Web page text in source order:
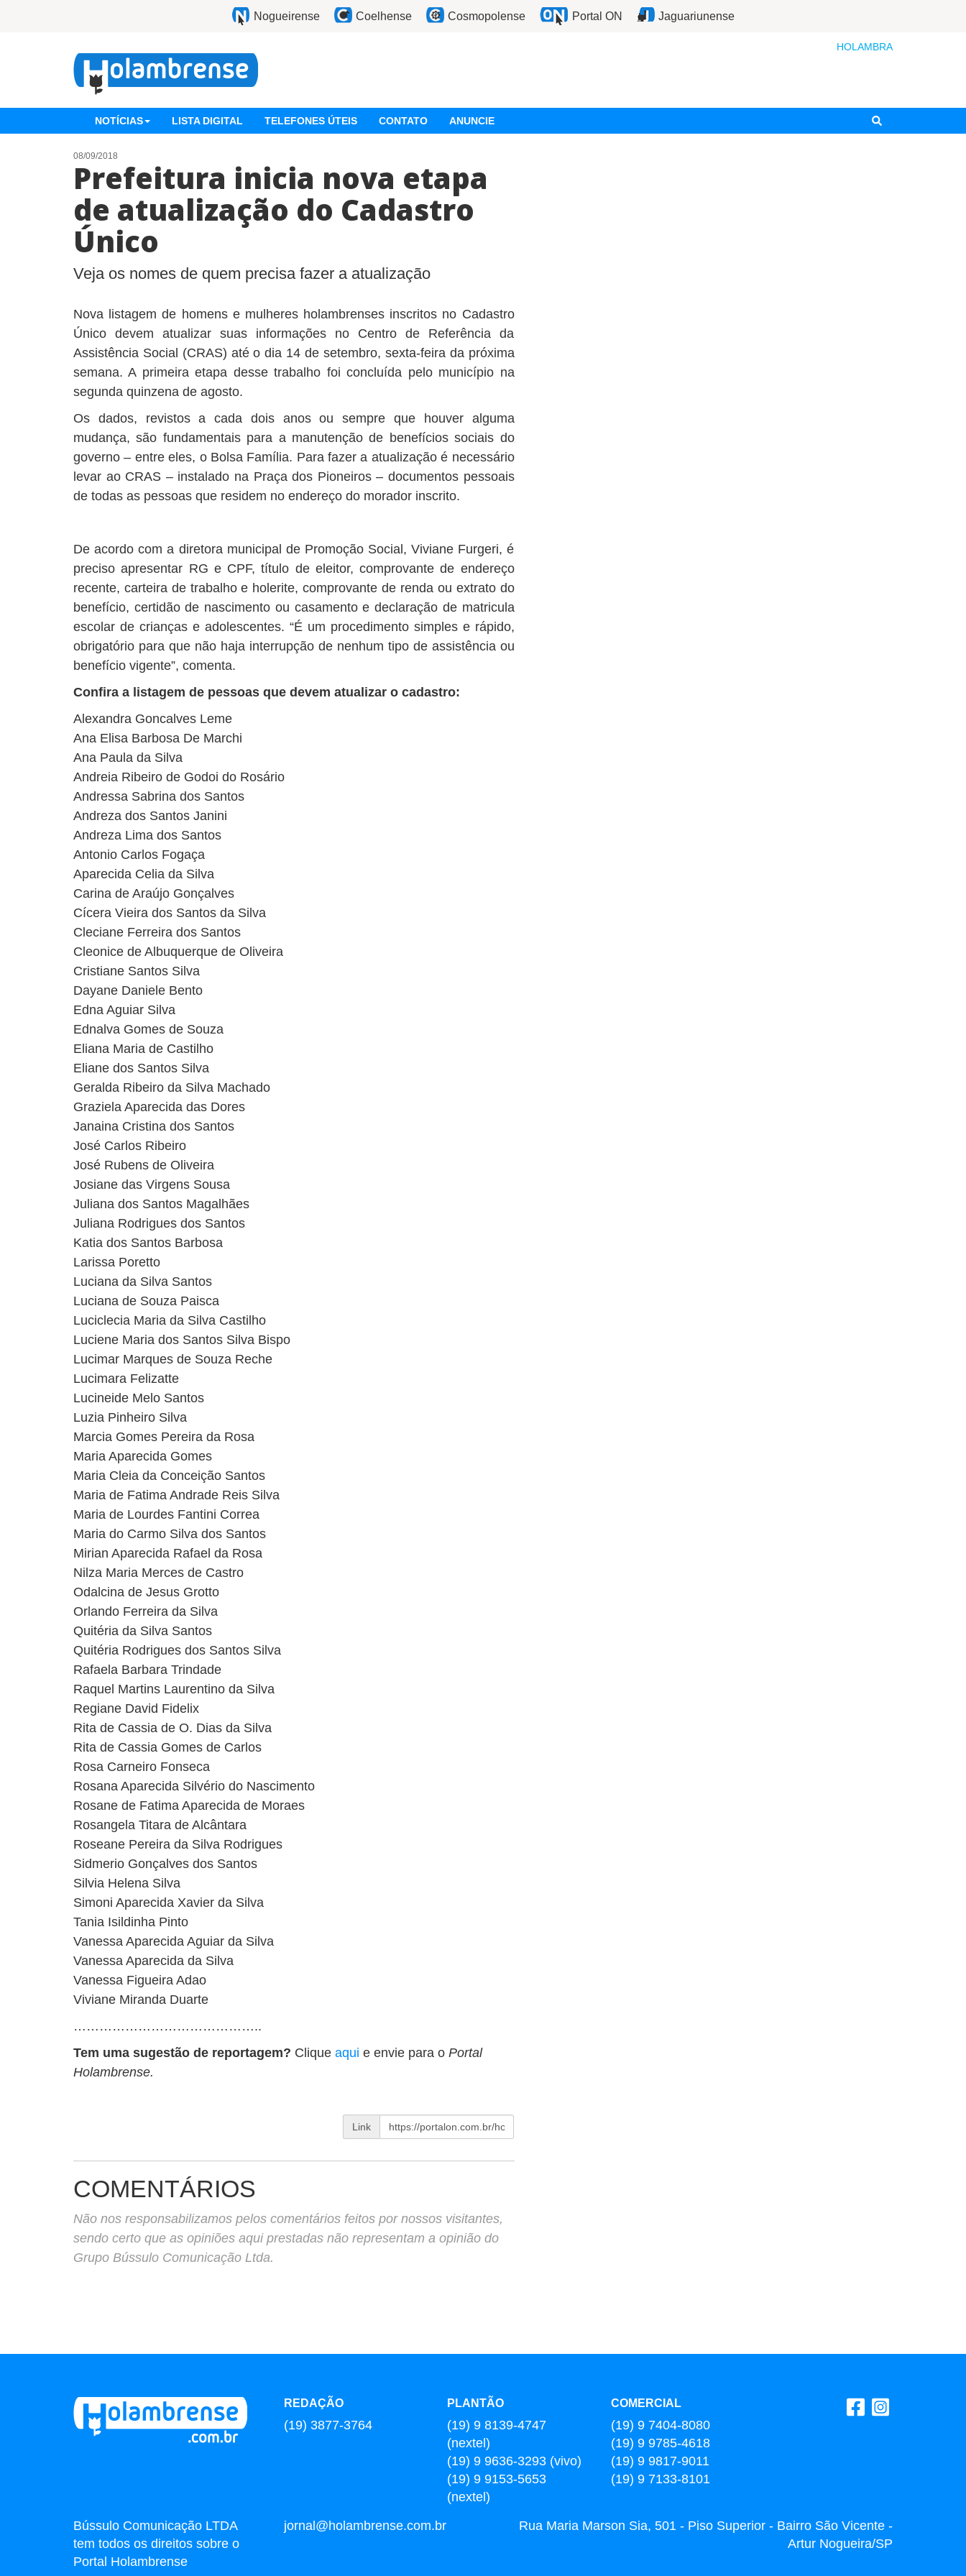
Nogueirense Coelhense Cosmopolense Portal ON Jaguariunense
HOLAMBRA
NOTÍCIAS LISTA DIGITAL TELEFONES ÚTEIS CONTATO ANUNCIE
08/09/2018
Prefeitura inicia nova etapa
de atualização do Cadastro
Único
Veja os nomes de quem precisa fazer a atualização
Nova listagem de homens e mulheres holambrenses inscritos no Cadastro
Único devem atualizar suas informações no Centro de Referência da
Assistência Social (CRAS) até o dia 14 de setembro, sexta-feira da próxima
semana. A primeira etapa desse trabalho foi concluída pelo município na
segunda quinzena de agosto.
Os dados, revistos a cada dois anos ou sempre que houver alguma
mudança, são fundamentais para a manutenção de benefícios sociais do
governo – entre eles, o Bolsa Família. Para fazer a atualização é necessário
levar ao CRAS – instalado na Praça dos Pioneiros – documentos pessoais
de todas as pessoas que residem no endereço do morador inscrito.
De acordo com a diretora municipal de Promoção Social, Viviane Furgeri, é
preciso apresentar RG e CPF, título de eleitor, comprovante de endereço
recente, carteira de trabalho e holerite, comprovante de renda ou extrato do
benefício, certidão de nascimento ou casamento e declaração de matricula
escolar de crianças e adolescentes. “É um procedimento simples e rápido,
obrigatório para que não haja interrupção de nenhum tipo de assistência ou
benefício vigente”, comenta.
Confira a listagem de pessoas que devem atualizar o cadastro:
Alexandra Goncalves Leme
Ana Elisa Barbosa De Marchi
Ana Paula da Silva
Andreia Ribeiro de Godoi do Rosário
Andressa Sabrina dos Santos
Andreza dos Santos Janini
Andreza Lima dos Santos
Antonio Carlos Fogaça
Aparecida Celia da Silva
Carina de Araújo Gonçalves
Cícera Vieira dos Santos da Silva
Cleciane Ferreira dos Santos
Cleonice de Albuquerque de Oliveira
Cristiane Santos Silva
Dayane Daniele Bento
Edna Aguiar Silva
Ednalva Gomes de Souza
Eliana Maria de Castilho
Eliane dos Santos Silva
Geralda Ribeiro da Silva Machado
Graziela Aparecida das Dores
Janaina Cristina dos Santos
José Carlos Ribeiro
José Rubens de Oliveira
Josiane das Virgens Sousa
Juliana dos Santos Magalhães
Juliana Rodrigues dos Santos
Katia dos Santos Barbosa
Larissa Poretto
Luciana da Silva Santos
Luciana de Souza Paisca
Luciclecia Maria da Silva Castilho
Luciene Maria dos Santos Silva Bispo
Lucimar Marques de Souza Reche
Lucimara Felizatte
Lucineide Melo Santos
Luzia Pinheiro Silva
Marcia Gomes Pereira da Rosa
Maria Aparecida Gomes
Maria Cleia da Conceição Santos
Maria de Fatima Andrade Reis Silva
Maria de Lourdes Fantini Correa
Maria do Carmo Silva dos Santos
Mirian Aparecida Rafael da Rosa
Nilza Maria Merces de Castro
Odalcina de Jesus Grotto
Orlando Ferreira da Silva
Quitéria da Silva Santos
Quitéria Rodrigues dos Santos Silva
Rafaela Barbara Trindade
Raquel Martins Laurentino da Silva
Regiane David Fidelix
Rita de Cassia de O. Dias da Silva
Rita de Cassia Gomes de Carlos
Rosa Carneiro Fonseca
Rosana Aparecida Silvério do Nascimento
Rosane de Fatima Aparecida de Moraes
Rosangela Titara de Alcântara
Roseane Pereira da Silva Rodrigues
Sidmerio Gonçalves dos Santos
Silvia Helena Silva
Simoni Aparecida Xavier da Silva
Tania Isildinha Pinto
Vanessa Aparecida Aguiar da Silva
Vanessa Aparecida da Silva
Vanessa Figueira Adao
Viviane Miranda Duarte
……………………………………..
Tem uma sugestão de reportagem? Clique aqui e envie para o Portal
Holambrense.
Link
COMENTÁRIOS
Não nos responsabilizamos pelos comentários feitos por nossos visitantes,
sendo certo que as opiniões aqui prestadas não representam a opinião do
Grupo Bússulo Comunicação Ltda.
REDAÇÃO
(19) 3877-3764
PLANTÃO
(19) 9 8139-4747
(nextel)
(19) 9 9636-3293 (vivo)
(19) 9 9153-5653
(nextel)
COMERCIAL
(19) 9 7404-8080
(19) 9 9785-4618
(19) 9 9817-9011
(19) 9 7133-8101
Bússulo Comunicação LTDA
tem todos os direitos sobre o
Portal Holambrense
jornal@holambrense.com.br
Rua Maria Marson Sia, 501 - Piso Superior - Bairro São Vicente -
Artur Nogueira/SP